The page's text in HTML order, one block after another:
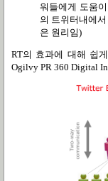
워들에게 도움
의 트위터내에
은 원리임)
RT의 효과에 대해 쉽
Ogilvy PR 360 Digital